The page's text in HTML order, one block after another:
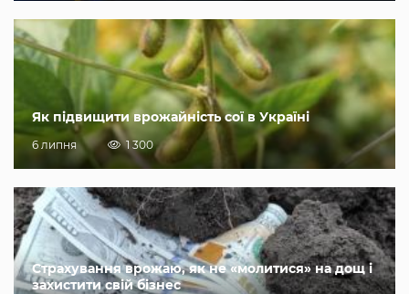
Як підвищити врожайність сої в Україні
6 липня 1 300
Страхування врожаю, як не «молитися» на дощ і
захистити свій бізнес